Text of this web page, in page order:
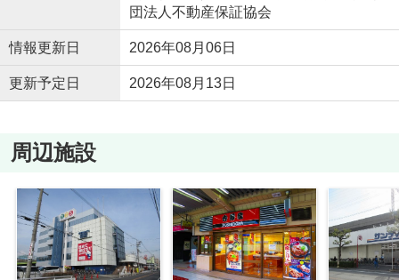
団法人不動産保証協会
情報更新日 2026年08月06日
更新予定日 2026年08月13日
周辺施設